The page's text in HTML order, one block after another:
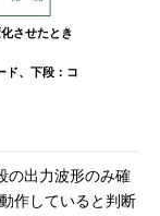
させたとき
ド、下段：コ
の出力波形のみ確
作していると判断